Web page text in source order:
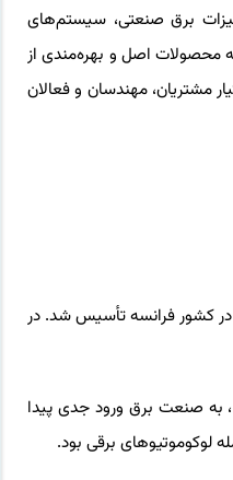
برق صنعتی، سیستم‌های
محصولات اصل و بهره‌مندی از
مشتریان، مهندسان و فعالان
در کشور فرانسه تأسیس شد. در
، به صنعت برق ورود جدی پیدا
لوکوموتیوهای برقی بود.